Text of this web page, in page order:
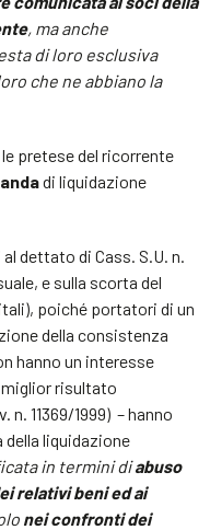
, ma anche
di loro esclusiva
che ne abbiano la
pretese del ricorrente
di liquidazione
dettato di Cass. S.U. n.
e sulla scorta del
poiché portatori di un
della consistenza
hanno un interesse
miglior risultato
11369/1999) – hanno
liquidazione
in termini diabuso
relativi beni ed ai
nei confronti dei